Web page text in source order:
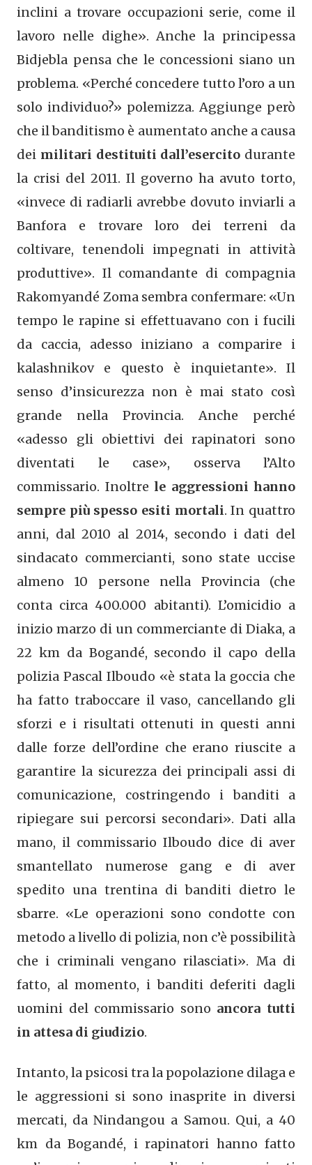
inclini a trovare occupazioni serie, come il
lavoro nelle dighe». Anche la principessa
Bidjebla pensa che le concessioni siano un
problema. «Perché concedere tutto l’oro a un
solo individuo?» polemizza. Aggiunge però
che il banditismo è aumentato anche a causa
dei militari destituiti dall’esercito durante
la crisi del 2011. Il governo ha avuto torto,
«invece di radiarli avrebbe dovuto inviarli a
Banfora e trovare loro dei terreni da
coltivare, tenendoli impegnati in attività
produttive». Il comandante di compagnia
Rakomyandé Zoma sembra confermare: «Un
tempo le rapine si effettuavano con i fucili
da caccia, adesso iniziano a comparire i
kalashnikov e questo è inquietante». Il
senso d’insicurezza non è mai stato così
grande nella Provincia. Anche perché
«adesso gli obiettivi dei rapinatori sono
diventati le case», osserva l’Alto
commissario. Inoltre le aggressioni hanno
sempre più spesso esiti mortali. In quattro
anni, dal 2010 al 2014, secondo i dati del
sindacato commercianti, sono state uccise
almeno 10 persone nella Provincia (che
conta circa 400.000 abitanti). L’omicidio a
inizio marzo di un commerciante di Diaka, a
22 km da Bogandé, secondo il capo della
polizia Pascal Ilboudo «è stata la goccia che
ha fatto traboccare il vaso, cancellando gli
sforzi e i risultati ottenuti in questi anni
dalle forze dell’ordine che erano riuscite a
garantire la sicurezza dei principali assi di
comunicazione, costringendo i banditi a
ripiegare sui percorsi secondari». Dati alla
mano, il commissario Ilboudo dice di aver
smantellato numerose gang e di aver
spedito una trentina di banditi dietro le
sbarre. «Le operazioni sono condotte con
metodo a livello di polizia, non c’è possibilità
che i criminali vengano rilasciati». Ma di
fatto, al momento, i banditi deferiti dagli
uomini del commissario sono ancora tutti
in attesa di giudizio.
Intanto, la psicosi tra la popolazione dilaga e
le aggressioni si sono inasprite in diversi
mercati, da Nindangou a Samou. Qui, a 40
km da Bogandé, i rapinatori hanno fatto